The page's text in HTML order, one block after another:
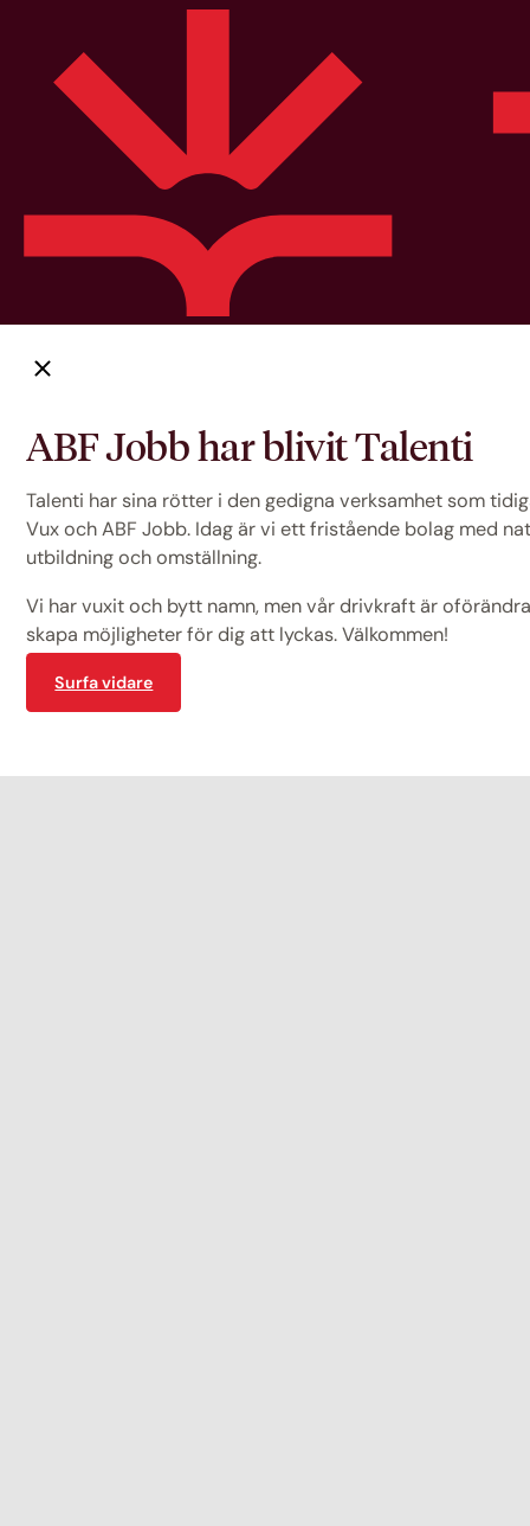
ABF Jobb har blivit Talenti
Talenti har sina rötter i den gedigna verksamhet som
Vux och ABF Jobb. Idag är vi ett fristående bolag med
utbildning och omställning.
Vi har vuxit och bytt namn, men vår drivkraft är
skapa möjligheter för dig att lyckas. Välkommen!
Surfa vidare